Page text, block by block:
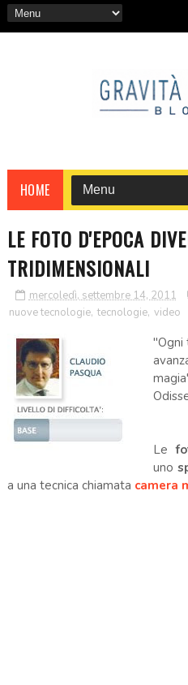
HOME
LE FOTO D'EPOCA
TRIDIMENSIONALI
mercoledì, settembre 14, 2011
nuove tecnologie, tecnologie, video
"Ogni
Le
uno
a una tecnica chiamata camera